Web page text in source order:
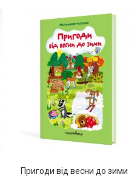
Пригоди від весни до зими